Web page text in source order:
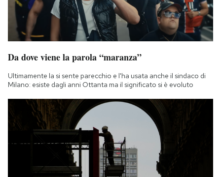
Da dove viene la parola “maranza”
Ultimamente la si sente parecchio e l'ha usata anche il sindaco di
Milano: esiste dagli anni Ottanta ma il significato si è evoluto